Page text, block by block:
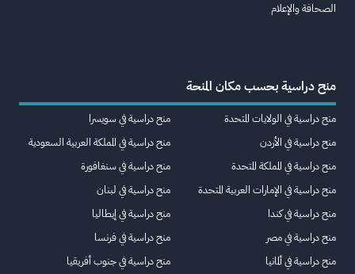
الصحافة والإعلام
منح دراسية بحسب مكان المنحة
منح دراسية في الولايات المتحدة
منح دراسية في الأردن
منح دراسية في المملكة المتحدة
منح دراسية في الإمارات العربية المتحدة
منح دراسية في كندا
منح دراسية في مصر
منح دراسية في ألمانيا
منح دراسية في سويسرا
منح دراسية في المملكة العربية السعودية
منح دراسية في سنغافورة
منح دراسية في لبنان
منح دراسية في إيطاليا
منح دراسية في فرنسا
منح دراسية في جنوب أفريقيا